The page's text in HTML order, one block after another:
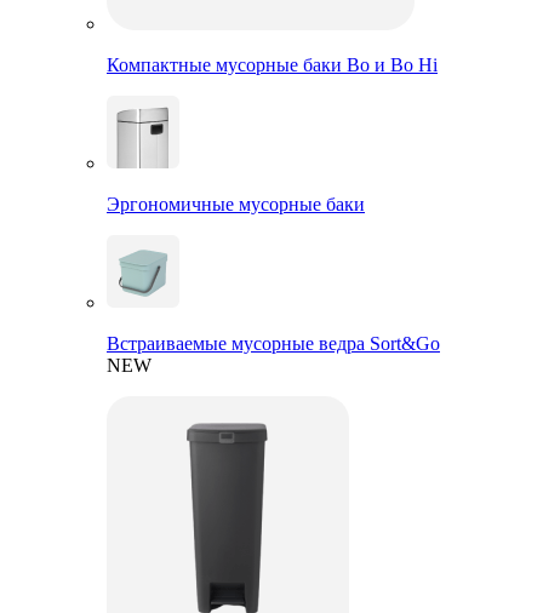
Компактные мусорные баки Bo и Bo Hi
Эргономичные мусорные баки
Встраиваемые мусорные ведра Sort&Go
NEW